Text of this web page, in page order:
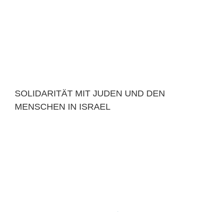
SOLIDARITÄT MIT JUDEN UND DEN
MENSCHEN IN ISRAEL